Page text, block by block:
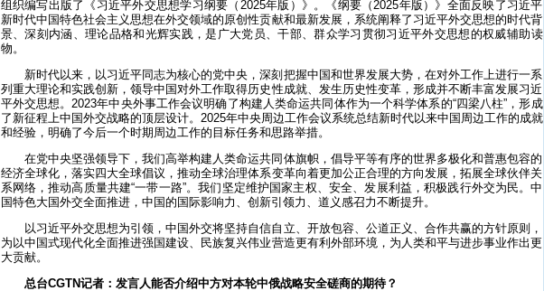
组织编写出版了《习近平外交思想学习纲要（2025年版）》。《纲要（2025年版）》全面反映了习近平
新时代中国特色社会主义思想在外交领域的原创性贡献和最新发展，系统阐释了习近平外交思想的时代背
景、深刻内涵、理论品格和光辉实践，是广大党员、干部、群众学习贯彻习近平外交思想的权威辅助读
物。
新时代以来，以习近平同志为核心的党中央，深刻把握中国和世界发展大势，在对外工作上进行一系
列重大理论和实践创新，领导中国对外工作取得历史性成就、发生历史性变革，形成并不断丰富发展习近
平外交思想。2023年中央外事工作会议明确了构建人类命运共同体作为一个科学体系的“四梁八柱”，形成
了新征程上中国外交战略的顶层设计。2025年中央周边工作会议系统总结新时代以来中国周边工作的成就
和经验，明确了今后一个时期周边工作的目标任务和思路举措。
在党中央坚强领导下，我们高举构建人类命运共同体旗帜，倡导平等有序的世界多极化和普惠包容的
经济全球化，落实四大全球倡议，推动全球治理体系变革向着更加公正合理的方向发展，拓展全球伙伴关
系网络，推动高质量共建“一带一路”。我们坚定维护国家主权、安全、发展利益，积极践行外交为民。中
国特色大国外交全面推进，中国的国际影响力、创新引领力、道义感召力不断提升。
以习近平外交思想为引领，中国外交将坚持自信自立、开放包容、公道正义、合作共赢的方针原则，
为以中国式现代化全面推进强国建设、民族复兴伟业营造更有利外部环境，为人类和平与进步事业作出更
大贡献。
总台CGTN记者：发言人能否介绍中方对本轮中俄战略安全磋商的期待？